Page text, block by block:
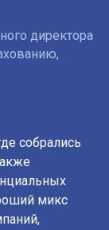
директора
собрались
микс